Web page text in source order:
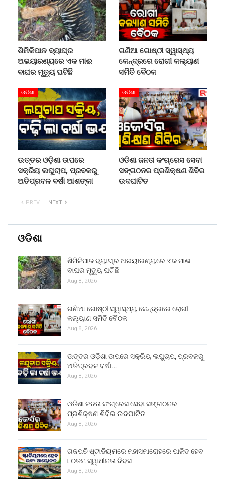
ଶିମିଳିପାଳ ବ୍ୟାଘ୍ର
ଅଭୟାରଣ୍ୟରେ ଏକ ମାଈ
ବାଘର ମୃତ୍ୟୁ ଘଟିଛି
ଗଣିଆ ଗୋଷ୍ଠୀ ସ୍ୱାସ୍ଥ୍ୟ
କେନ୍ଦ୍ରରେ ରୋଗୀ କଲ୍ୟାଣ
ସମିତି ବୈଠକ
ଓଡିଶା
ଉତ୍ତର ଓଡ଼ିଶା ଉପରେ
ସକ୍ରିୟ ଲଘୁଚାପ, ପ୍ରବଳରୁ
ଅତିପ୍ରବଳ ବର୍ଷା ଆଶଙ୍କା
ଓଡିଶା
ଓଡିଶା ଜନତା କଂଗ୍ରେସ ସେବା
ସଙ୍ଗଠନର ପ୍ରଶିକ୍ଷଣ ଶିବିର
ଉଦଘାଟିତ
PREV NEXT
ଓଡିଶା
ଶିମିଳିପାଳ ବ୍ୟାଘ୍ର ଅଭୟାରଣ୍ୟରେ ଏକ ମାଈ
ବାଘର ମୃତ୍ୟୁ ଘଟିଛି
Aug 8, 2026
ଗଣିଆ ଗୋଷ୍ଠୀ ସ୍ୱାସ୍ଥ୍ୟ କେନ୍ଦ୍ରରେ ରୋଗୀ
କଲ୍ୟାଣ ସମିତି ବୈଠକ
Aug 8, 2026
ଉତ୍ତର ଓଡ଼ିଶା ଉପରେ ସକ୍ରିୟ ଲଘୁଚାପ, ପ୍ରବଳରୁ
ଅତିପ୍ରବଳ ବର୍ଷା…
Aug 8, 2026
ଓଡିଶା ଜନତା କଂଗ୍ରେସ ସେବା ସଙ୍ଗଠନର
ପ୍ରଶିକ୍ଷଣ ଶିବିର ଉଦଘାଟିତ
Aug 8, 2026
ଗଜପତି ଷ୍ଟାଡିୟମରେ ମହାସମାରୋହରେ ପାଳିତ ହେବ
୮୦ତମ ସ୍ୱାଧୀନତା ଦିବସ
Aug 8, 2026